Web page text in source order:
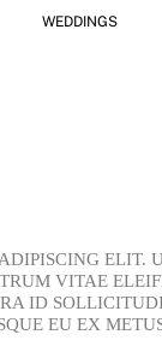
WEDDINGS
VITAE
ID
EU EX